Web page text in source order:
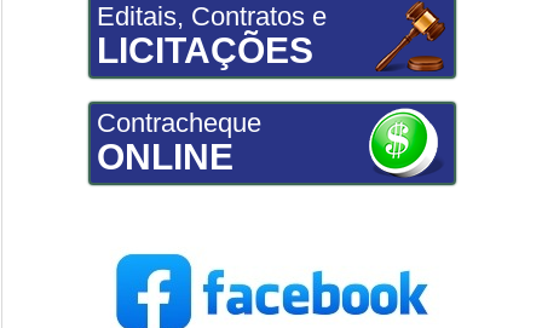
Editais, Contratos e
LICITAÇÕES
Contracheque
ONLINE